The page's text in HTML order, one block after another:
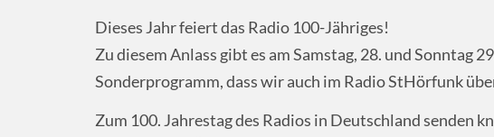
Dieses Jahr feiert das Radio 100-Jähriges!
Zu diesem Anlass gibt es am Samstag, 28. und Sonntag
Sonderprogramm, dass wir auch im Radio StHörfunk
Zum 100. Jahrestag des Radios in Deutschland senden